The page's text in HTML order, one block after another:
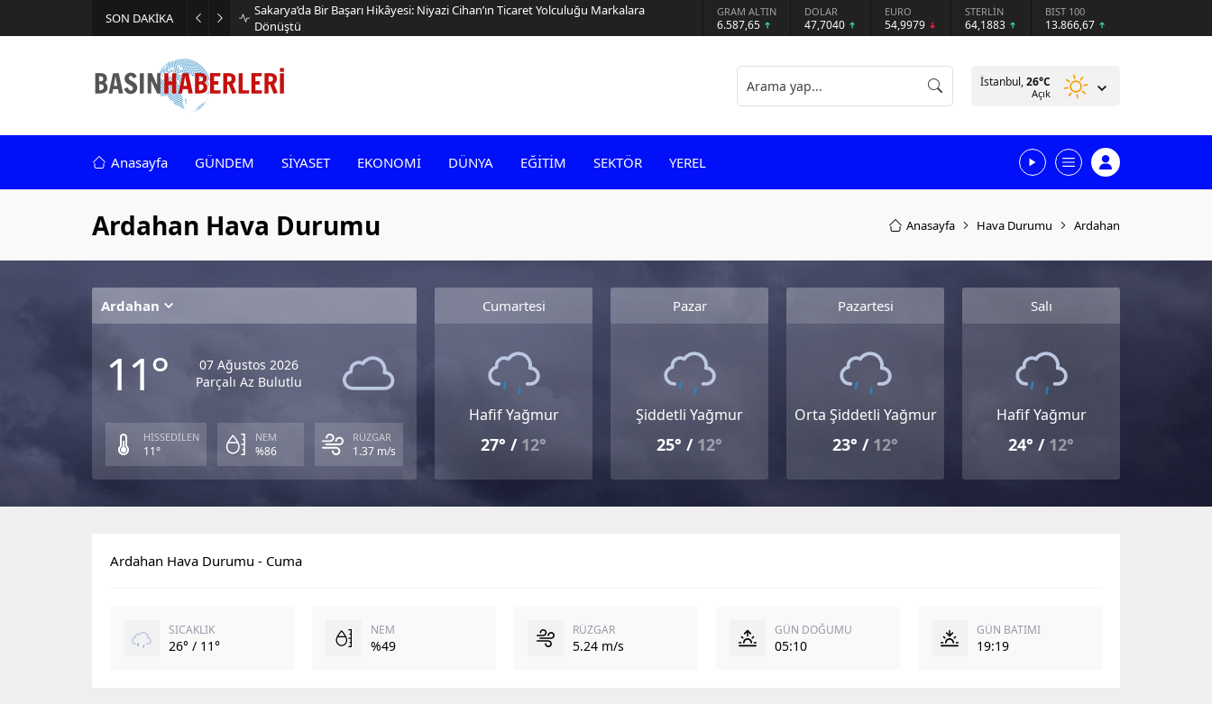
SON DAKİKA
İşletmeler Neden Kiralama Modeline Yöneliyor? AVEGA’dan Esnek Temizlik
Çözümü
GRAM ALTIN
6.587,65
DOLAR
47,7040
EURO
54,9979
STERLİN
64,1883
BIST 100
13.866,67
İstanbul,26°C
Açık
Anasayfa GÜNDEM SİYASET EKONOMİ DÜNYA EĞİTİM SEKTÖR YEREL
Ardahan Hava Durumu Anasayfa Hava Durumu Ardahan
Ardahan
11°
07 Ağustos 2026
Parçalı Az Bulutlu
HİSSEDİLEN
11°
NEM
%86
RÜZGAR
1.37 m/s
Cumartesi
Hafif Yağmur
27° / 12°
Pazar
Şiddetli Yağmur
25° / 12°
Pazartesi
Orta Şiddetli Yağmur
23° / 12°
Salı
Hafif Yağmur
24° / 12°
Ardahan Hava Durumu - Cuma
SICAKLIK
26° / 11°
NEM
%49
RÜZGAR
5.24 m/s
GÜN DOĞUMU
05:10
GÜN BATIMI
19:19